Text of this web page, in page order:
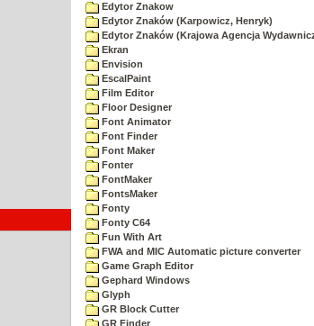
Edytor Znakow
Edytor Znaków (Karpowicz, Henryk)
Edytor Znaków (Krajowa Agencja
Ekran
Envision
EscalPaint
Film Editor
Floor Designer
Font Animator
Font Finder
Font Maker
Fonter
FontMaker
FontsMaker
Fonty
Fonty C64
Fun With Art
FWA and MIC Automatic picture converter
Game Graph Editor
Gephard Windows
Glyph
GR Block Cutter
GR Finder